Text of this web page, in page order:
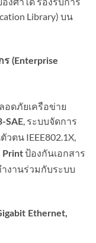
Library) บน
(Enterprise
อดภัยเครือข่าย
SAE, ระบบจัดการ
วตน IEEE802.1X,
Printป้องกันเอกสาร
งานร่วมกับระบบ
Ethernet,